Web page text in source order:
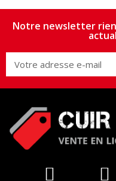
Notre newsletter